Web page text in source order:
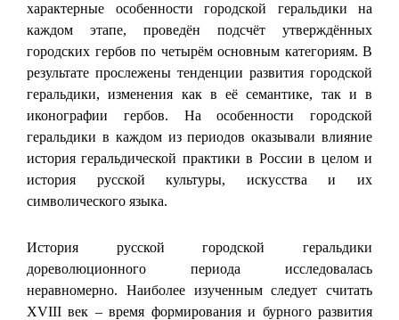
характерные особенности городской геральдики на
каждом этапе, проведён подсчёт утверждённых
городских гербов по четырём основным категориям. В
результате прослежены тенденции развития городской
геральдики, изменения как в её семантике, так и в
иконографии гербов. На особенности городской
геральдики в каждом из периодов оказывали влияние
история геральдической практики в России в целом и
история русской культуры, искусства и их
символического языка.
История русской городской геральдики
дореволюционного периода исследовалась
неравномерно. Наиболее изученным следует считать
XVIII век – время формирования и бурного развития